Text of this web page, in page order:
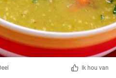
Ik hou van